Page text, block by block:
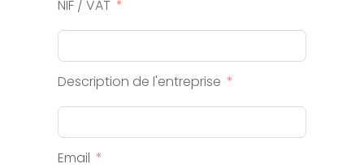
NIF / VAT
Description de l'entreprise
Email